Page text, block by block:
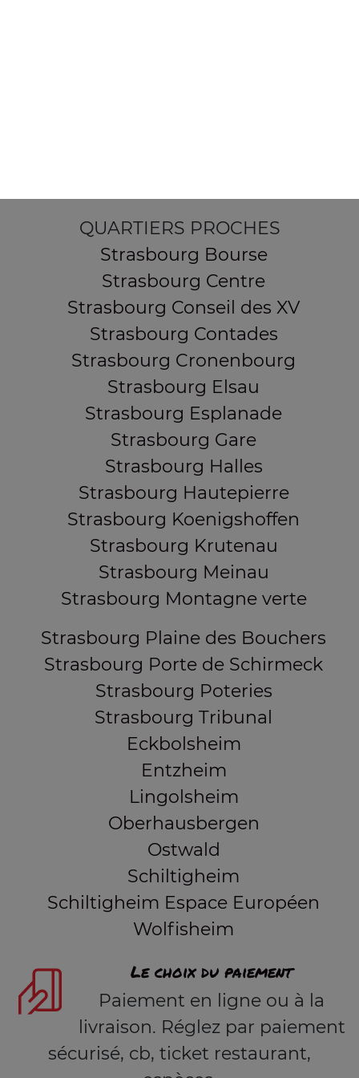
QUARTIERS PROCHES
Strasbourg Bourse
Strasbourg Centre
Strasbourg Conseil des XV
Strasbourg Contades
Strasbourg Cronenbourg
Strasbourg Elsau
Strasbourg Esplanade
Strasbourg Gare
Strasbourg Halles
Strasbourg Hautepierre
Strasbourg Koenigshoffen
Strasbourg Krutenau
Strasbourg Meinau
Strasbourg Montagne verte
Strasbourg Plaine des Bouchers
Strasbourg Porte de Schirmeck
Strasbourg Poteries
Strasbourg Tribunal
Eckbolsheim
Entzheim
Lingolsheim
Oberhausbergen
Ostwald
Schiltigheim
Schiltigheim Espace Européen
Wolfisheim
Le choix du paiement
Paiement en ligne ou à la
livraison. Réglez par paiement
sécurisé, cb, ticket restaurant,